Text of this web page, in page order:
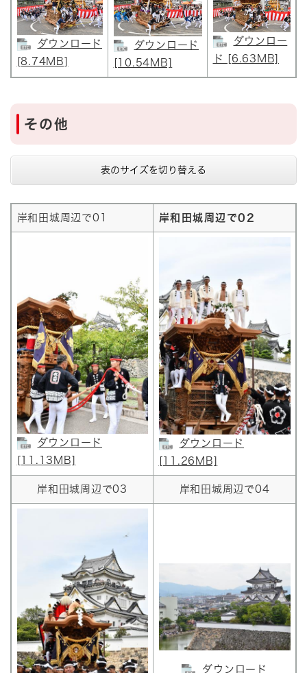
ダウンロード
[8.74MB]
ダウンロード
[10.54MB]
ダウンロー
ド [6.63MB]
その他
表のサイズを切り替える
岸和田城周辺で01 岸和田城周辺で02
ダウンロード
[11.13MB]
ダウンロード
[11.26MB]
岸和田城周辺で03 岸和田城周辺で04
ダウンロード